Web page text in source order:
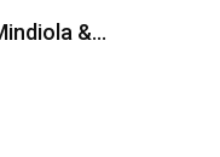
Rivero y